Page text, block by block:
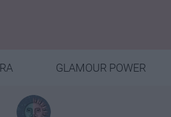
GLAMOUR POWER